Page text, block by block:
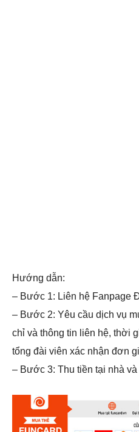
Hướng dẫn:
– Bước 1: Liên hệ Fanpage
– Bước 2: Yêu cầu dịch vụ
chỉ và thông tin liên hệ, thời
tổng đài viên xác nhận đơn
– Bước 3: Thu tiền tại nhà